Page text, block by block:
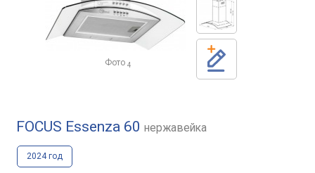
Фото 4
FOCUS Essenza 60 нержавейка
2024 год